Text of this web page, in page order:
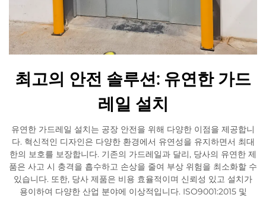
최고의 안전 솔루션: 유연한 가드
레일 설치
유연한 가드레일 설치는 공장 안전을 위해 다양한 이점을 제공합니
다. 혁신적인 디자인은 다양한 환경에서 유연성을 유지하면서 최대
한의 보호를 보장합니다. 기존의 가드레일과 달리, 당사의 유연한 제
품은 사고 시 충격을 흡수하고 손상을 줄여 부상 위험을 최소화할 수
있습니다. 또한, 당사 제품은 비용 효율적이며 신뢰성 있고 설치가
용이하여 다양한 산업 분야에 이상적입니다. ISO9001:2015 및